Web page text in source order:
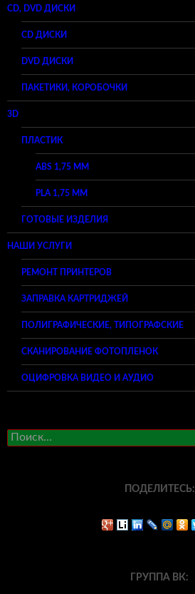
CD, DVD ДИСКИ
CD ДИСКИ
DVD ДИСКИ
ПАКЕТИКИ, КОРОБОЧКИ
3D
ПЛАСТИК
ABS 1,75 ММ
PLA 1,75 ММ
ГОТОВЫЕ ИЗДЕЛИЯ
НАШИ УСЛУГИ
РЕМОНТ ПРИНТЕРОВ
ЗАПРАВКА КАРТРИДЖЕЙ
ПОЛИГРАФИЧЕСКИЕ, ТИПОГРАФСКИЕ
СКАНИРОВАНИЕ ФОТОПЛЕНОК
ОЦИФРОВКА ВИДЕО И АУДИО
Найти:
ПОДЕЛИТЕСЬ:
ГРУППА ВК: